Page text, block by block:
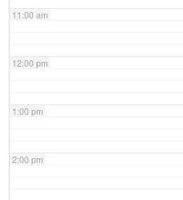
11:00 am
12:00 pm
1:00 pm
2:00 pm